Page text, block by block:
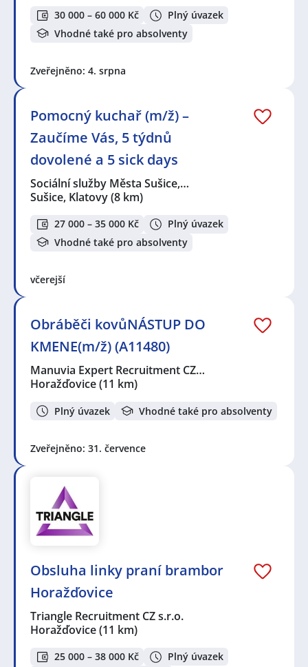
30 000 – 60 000 Kč
Plný úvazek
Vhodné také pro absolventy
Zveřejněno: 4. srpna
Pomocný kuchař (m/ž) –
Zaučíme Vás, 5 týdnů
dovolené a 5 sick days
Sociální služby Města Sušice,…
Sušice, Klatovy(8 km)
27 000 – 35 000 Kč
Plný úvazek
Vhodné také pro absolventy
včerejší
Obráběči kovůNÁSTUP DO
KMENE(m/ž) (A11480)
Manuvia Expert Recruitment CZ…
Horažďovice(11 km)
Plný úvazek Vhodné také pro absolventy
Zveřejněno: 31. července
Obsluha linky praní brambor
Horažďovice
Triangle Recruitment CZ s.r.o.
Horažďovice(11 km)
25 000 – 38 000 Kč
Plný úvazek